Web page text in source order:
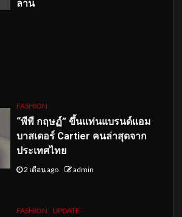
ลาน
FASHION
“พีพี กฤษฏ์” ขึ้นแท่นแบรนด์แอม
บาสเดอร์ Cartier คนล่าสุดจาก
ประเทศไทย
2 เดือน ago admin
FASHION UPDATE